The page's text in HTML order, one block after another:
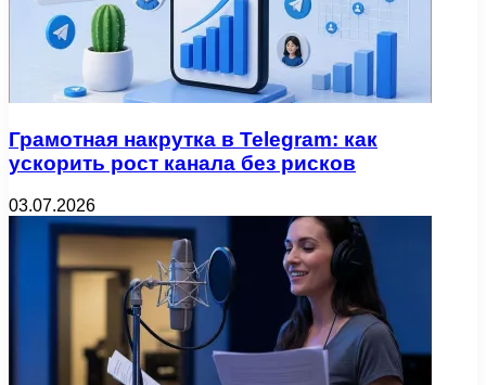
Грамотная накрутка в Telegram: как
ускорить рост канала без рисков
03.07.2026